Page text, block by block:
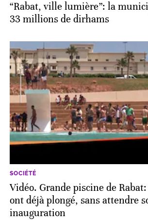
“Rabat, ville lumière”: la
33 millions de dirhams
SOCIÉTÉ
Vidéo. Grande piscine de
ont déjà plongé, sans attendre
inauguration